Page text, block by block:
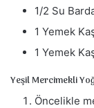
1/2 Su
1 Yemek
1 Yemek
Yeşil Mercimekli
Öncelikle